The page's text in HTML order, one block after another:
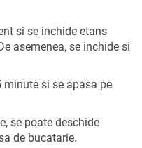
si se inchide etans
asemenea, se inchide si
minute si se apasa pe
se poate deschide
de bucatarie.